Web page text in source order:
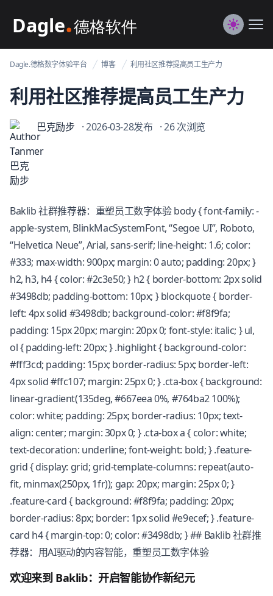
Dagle@数字体验管理
Switch
Dagle.德格数字体验平台 博客 利用社区推荐提高员工生产力
利用社区推荐提高员工生产力
巴克励步 · 2026-03-28发布 · 26 次浏览
Baklib 社群推荐器：重塑员工数字体验 body { font-family: -
apple-system, BlinkMacSystemFont, “Segoe UI”, Roboto,
“Helvetica Neue”, Arial, sans-serif; line-height: 1.6; color:
#333; max-width: 900px; margin: 0 auto; padding: 20px; }
h2, h3, h4 { color: #2c3e50; } h2 { border-bottom: 2px solid
#3498db; padding-bottom: 10px; } blockquote { border-
left: 4px solid #3498db; background-color: #f8f9fa;
padding: 15px 20px; margin: 20px 0; font-style: italic; } ul,
ol { padding-left: 20px; } .highlight { background-color:
#fff3cd; padding: 15px; border-radius: 5px; border-left:
4px solid #ffc107; margin: 25px 0; } .cta-box { background:
linear-gradient(135deg, #667eea 0%, #764ba2 100%);
color: white; padding: 25px; border-radius: 10px; text-
align: center; margin: 30px 0; } .cta-box a { color: white;
text-decoration: underline; font-weight: bold; } .feature-
grid { display: grid; grid-template-columns: repeat(auto-
fit, minmax(250px, 1fr)); gap: 20px; margin: 25px 0; }
.feature-card { background: #f8f9fa; padding: 20px;
border-radius: 8px; border: 1px solid #e9ecef; } .feature-
card h4 { margin-top: 0; color: #3498db; } ## Baklib 社群推
荐器：用AI驱动的内容智能，重塑员工数字体验
欢迎来到 Baklib：开启智能协作新纪元